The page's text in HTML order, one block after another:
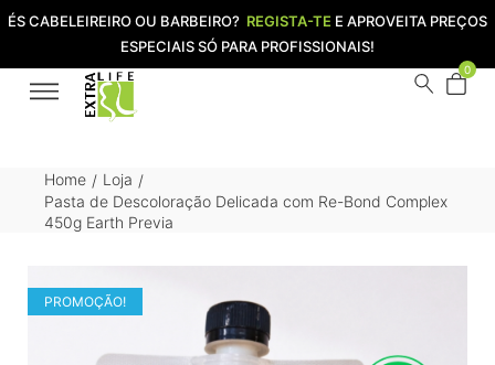
ÉS CABELEIREIRO OU BARBEIRO? REGISTA-TE E APROVEITA PREÇOS
ESPECIAIS SÓ PARA PROFISSIONAIS!
0
Home / Loja /
Pasta de Descoloração Delicada com Re-Bond Complex
450g Earth Previa
PROMOÇÃO!